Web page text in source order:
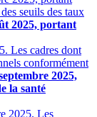
seuils des taux
2025, portant
Les cadres dont
conformément
2025,
la santé
2025. Les